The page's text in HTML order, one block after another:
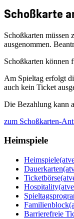
Schoßkarte
Schoßkarten
ausgenommen.
Schoßkarten können
Am Spieltag erfolgt
auch kein Ticket
Die Bezahlung kann
zum Schoßkarten-
Heimspiele
Heimspiele
Dauerkarten
Ticketbörse
Hospitality
Familienblock
Barrierefreie